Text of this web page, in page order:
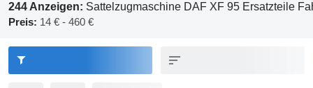
244 Anzeigen: Sattelzugmaschine DAF XF 95 Ersatzteile
Preis: 14 € - 460 €